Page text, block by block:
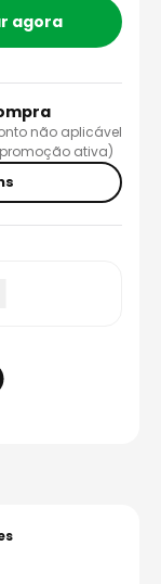
agora
não aplicável
ativa)